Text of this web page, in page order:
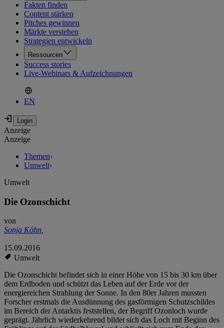
Fakten finden
Content stärken
Pitches gewinnen
Märkte verstehen
Strategien entwickeln
Ressourcen
Success stories
Live-Webinars & Aufzeichnungen
EN
Anzeige
Anzeige
Themen›
Umwelt›
Umwelt
Die Ozonschicht
von
Sonja Köhn,
15.09.2016
Umwelt
Die Ozonschicht befindet sich in einer Höhe von 15 bis 30 km über
dem Erdboden und schützt das Leben auf der Erde vor der
energiereichen Strahlung der Sonne. In den 80er Jahren mussten
Forscher erstmals die Ausdünnung des gasförmigen Schutzschildes
im Bereich der Antarktis feststellen, der Begriff Ozonloch wurde
geprägt. Jährlich wiederkehrend bildet sich das Loch mit Beginn des